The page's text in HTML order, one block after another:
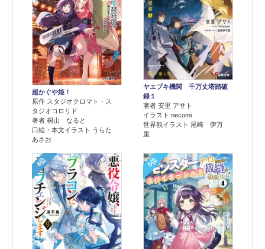
超かぐや姫！
原作 スタジオクロマト・ス
タジオコロリド
著者 桐山 なると
口絵・本文イラスト うらた
あさお
ヤエブキ機関 千万丈塔踏破
録１
著者 安里 アサト
イラスト necomi
世界観イラスト 尾崎 伊万
里
4位 5位